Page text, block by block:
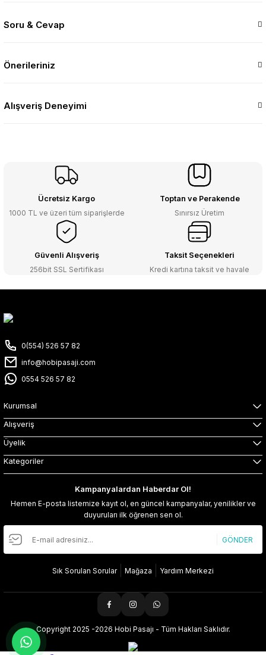
Soru & Cevap
Önerileriniz
Alışveriş Deneyimi
Ücretsiz Kargo
1000 TL ve üzeri tüm siparişlerde
Toptan ve Perakende
Sınırsız Üretim
Güvenli Alışveriş
256bit SSL Sertifikası
Taksit Seçenekleri
Kredi kartına taksit ve havale
0(554) 526 57 82
info@hobipasaji.com
0554 526 57 82
Kurumsal
Alışveriş
Üyelik
Kategoriler
Kampanyalardan Haberdar Ol!
Hemen E-posta listemize kayıt ol, en güncel kampanyalar, yenilikler ve
duyuruları ilk öğrenen sen ol.
GÖNDER
Sık Sorulan Sorular Mağaza Yardım Merkezi
Copyright 2025 -2026 Hobi Pasajı - Tüm Hakları Saklıdır.